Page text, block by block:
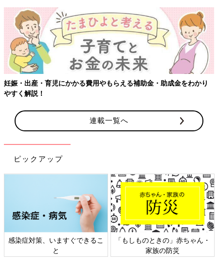
妊娠・出産・育児にかかる費用やもらえる補助金・助成金をわかり
やすく解説！
連載一覧へ
ピックアップ
感染症対策、いますぐできるこ
と
「もしものときの」赤ちゃん・
家族の防災